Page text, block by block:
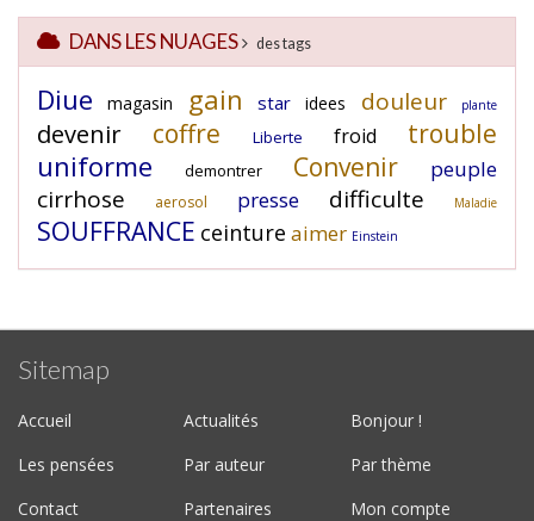
DANS LES NUAGES des tags
Diue magasin gain star idees douleur plante
devenir coffre Liberte froid trouble
uniforme demontrer Convenir peuple
cirrhose aerosol presse difficulte Maladie
SOUFFRANCE ceinture aimer Einstein
Sitemap
Accueil Actualités
Bonjour !
Les pensées
Par auteur
Par thème
Contact
Partenaires
Mon compte